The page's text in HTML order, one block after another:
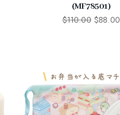
(MF78501)
$110.00 $88.00